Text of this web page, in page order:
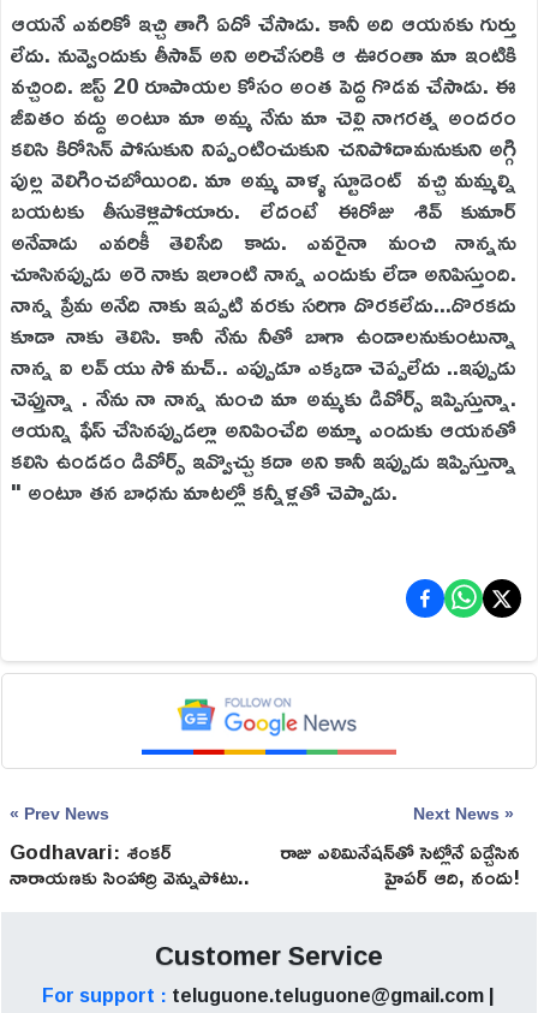
ఆయనే ఎవరికో ఇచ్చి తాగి ఏదో చేసాడు. కానీ అది ఆయనకు గుర్తు
లేదు. నువ్వెందుకు తీసావ్ అని అరిచేసరికి ఆ ఊరంతా మా ఇంటికి
వచ్చింది. జస్ట్ 20 రూపాయల కోసం అంత పెద్ద గొడవ చేసాడు. ఈ
జీవితం వద్దు అంటూ మా అమ్మ నేను మా చెల్లి నాగరత్న అందరం
కలిసి కిరోసిన్ పోసుకుని నిప్పంటించుకుని చనిపోదామనుకుని అగ్గి
పుల్ల వెలిగించబోయింది. మా అమ్మ వాళ్ళ స్టూడెంట్ వచ్చి మమ్మల్ని
బయటకు తీసుకెళ్లిపోయారు. లేదంటే ఈరోజు శివ్ కుమార్
అనేవాడు ఎవరికీ తెలిసేది కాదు. ఎవరైనా మంచి నాన్నను
చూసినప్పుడు అరె నాకు ఇలాంటి నాన్న ఎందుకు లేడా అనిపిస్తుంది.
నాన్న ప్రేమ అనేది నాకు ఇప్పటి వరకు సరిగా దొరకలేదు...దొరకదు
కూడా నాకు తెలిసి. కానీ నేను నీతో బాగా ఉండాలనుకుంటున్నా
నాన్న ఐ లవ్ యు సో మచ్.. ఎప్పుడూ ఎక్కడా చెప్పలేదు ..ఇప్పుడు
చెప్తున్నా . నేను నా నాన్న నుంచి మా అమ్మకు డివోర్స్ ఇప్పిస్తున్నా.
ఆయన్ని ఫేస్ చేసినప్పుడల్లా అనిపించేది అమ్మా ఎందుకు ఆయనతో
కలిసి ఉండడం డివోర్స్ ఇవ్వొచ్చు కదా అని కానీ ఇప్పుడు ఇప్పిస్తున్నా
" అంటూ తన బాధను మాటల్లో కన్నీళ్లతో చెప్పాడు.
« Prev News
Godhavari: శంకర్
నారాయణకు సింహాద్రి వెన్నుపోటు..
నందు ప్రవర్తనతో మురళి కన్నీరు!
Next News »
రాజు ఎలిమినేషన్‌తో సెట్లోనే ఏడ్చేసిన
హైపర్ ఆది, నందు!
Customer Service
For support : teluguone.teluguone@gmail.com |